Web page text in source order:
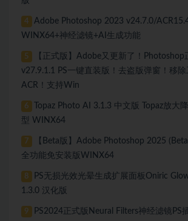
4
Adobe Photoshop 2023 v24.7.0/
WINX64+神经滤镜+AI生成功能
5
【正式版】Adobe又更新了！Photoshop
v27.9.1.1 PS一键直装版！去盗版弹窗！移
ACR！支持Win
6
Topaz Photo AI 3.1.3 中文版 Topaz放大
型 WINX64
7
【Beta版】Adobe Photoshop 2025
全功能免安装版WINX64
8
PS无损光效光晕生成扩展面板Oniric
1.3.0 汉化版
9
PS2024正式版Neural Filters神经滤镜PS